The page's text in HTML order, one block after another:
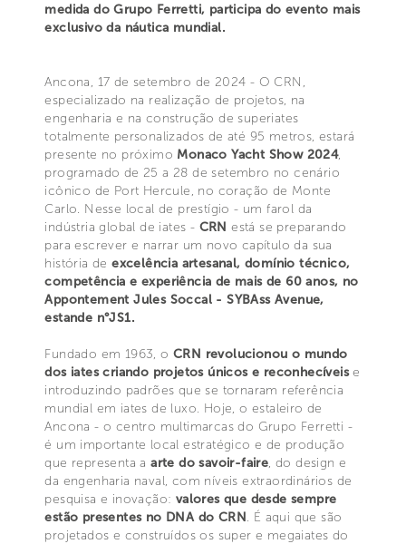
medida do Grupo Ferretti, participa do evento mais
exclusivo da náutica mundial.
Ancona, 17 de setembro de 2024 - O CRN,
especializado na realização de projetos, na
engenharia e na construção de superiates
totalmente personalizados de até 95 metros, estará
presente no próximo Monaco Yacht Show 2024,
programado de 25 a 28 de setembro no cenário
icônico de Port Hercule, no coração de Monte
Carlo. Nesse local de prestígio - um farol da
indústria global de iates - CRN está se preparando
para escrever e narrar um novo capítulo da sua
história deexcelência artesanal, domínio técnico,
competência e experiência de mais de 60 anos, no
Appontement Jules Soccal - SYBAss Avenue,
estande n°JS1.
Fundado em 1963, o CRN revolucionou o mundo
dos iates criando projetos únicos e reconhecíveise
introduzindo padrões que se tornaram referência
mundial em iates de luxo. Hoje, o estaleiro de
Ancona - o centro multimarcas do Grupo Ferretti -
é um importante local estratégico e de produção
que representa aarte do savoir-faire, do design e
da engenharia naval, com níveis extraordinários de
pesquisa e inovação: valores que desde sempre
estão presentes no DNA do CRN. É aqui que são
projetados e construídos os super e megaiates do